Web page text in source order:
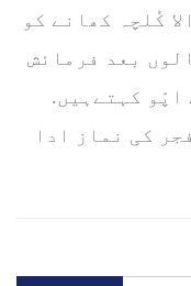
کُلچہ کھانے کو
بعد فرمائش
اپّو کہتےہیں.
کی نماز ادا